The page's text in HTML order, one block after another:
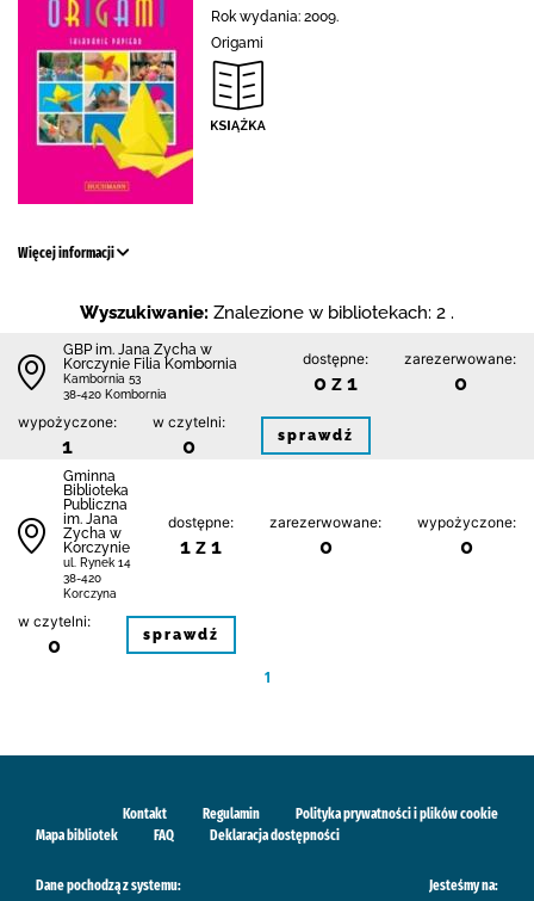
Rok wydania: 2009.
Origami
Więcej informacji
Wyszukiwanie: Znalezione w bibliotekach: 2 .
GBP im. Jana Zycha w
Korczynie Filia Kombornia
Kambornia 53
38-420 Kombornia
dostępne:
0 z 1
zarezerwowane:
0
wypożyczone:
1
w czytelni:
0 sprawdź
Gminna
Biblioteka
Publiczna
im. Jana
Zycha w
Korczynie
ul. Rynek 14
38-420
Korczyna
dostępne:
1 z 1
zarezerwowane:
0
wypożyczone:
0
w czytelni:
0 sprawdź
1
Kontakt Regulamin
Polityka prywatności i plików cookie
Mapa bibliotek
FAQ Deklaracja dostępności
Dane pochodzą z systemu: Jesteśmy na: